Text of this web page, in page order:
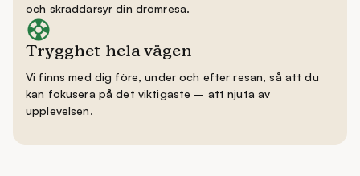
och skräddarsyr din drömresa.
Trygghet hela vägen
Vi finns med dig före, under och efter resan, så att du
kan fokusera på det viktigaste – att njuta av
upplevelsen.